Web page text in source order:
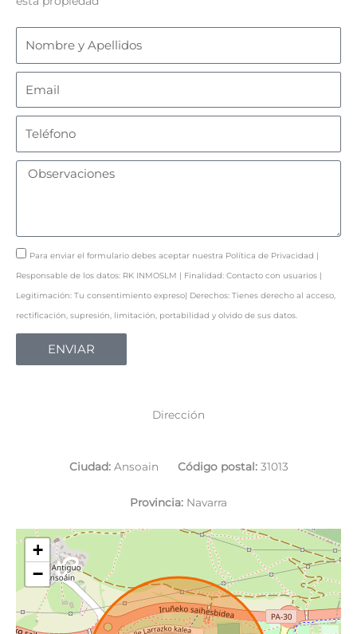
Apellidos
Observaciones
Política
de
Privacidad
Para enviar el formulario debes aceptar nuestra Política de Privacidad |
Responsable de los datos: RK INMOSLM | Finalidad: Contacto con usuarios |
Legitimación: Tu consentimiento expreso| Derechos: Tienes derecho al acceso,
rectificación, supresión, limitación, portabilidad y olvido de sus datos.
ENVIAR
Dirección
Ciudad:Ansoain Código postal:31013
Provincia: Navarra
+
−